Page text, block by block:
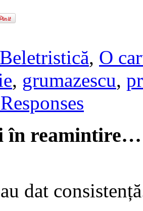
Beletristică, O
, grumazescu,
în reamintire…
dat